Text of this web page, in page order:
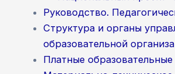
Руководство.
Структура и органы
образовательной
Платные образовательные